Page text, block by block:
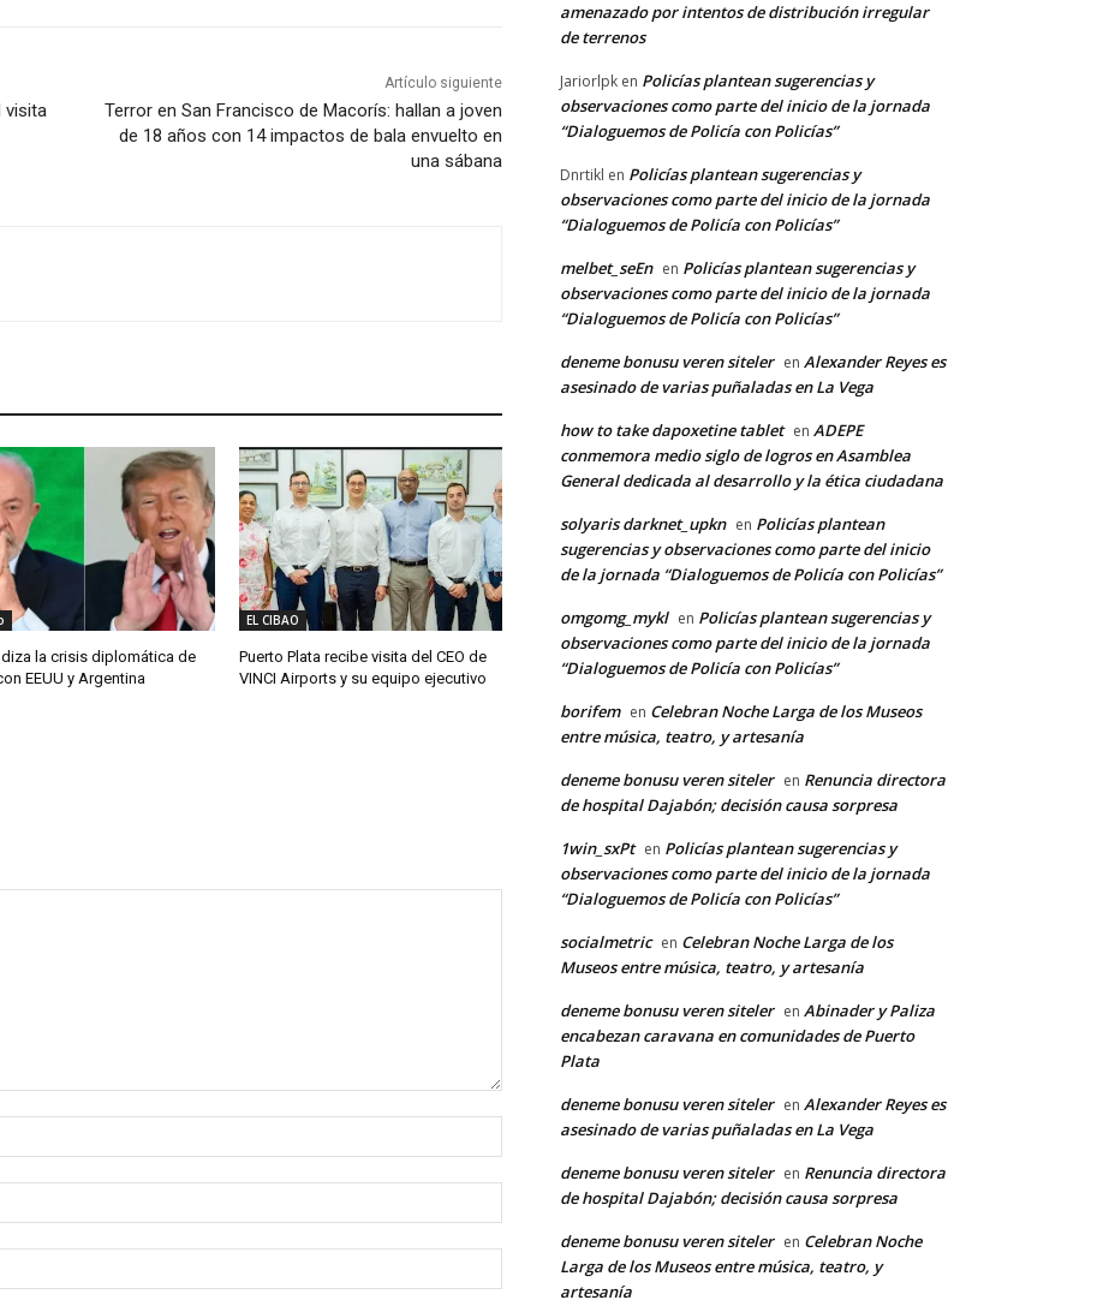
visita
Artículo siguiente
Terror en San Francisco de Macorís: hallan a joven
de 18 años con 14 impactos de bala envuelto en
una sábana
la crisis diplomática de
EEUU y Argentina
EL CIBAO
Puerto Plata recibe visita del CEO de
VINCI Airports y su equipo ejecutivo
Nombre:*
electrónico:*
web:
amenazado por intentos de distribución irregular
de terrenos
Jariorlpk en Policías plantean sugerencias y
observaciones como parte del inicio de la jornada
“Dialoguemos de Policía con Policías”
Dnrtikl en Policías plantean sugerencias y
observaciones como parte del inicio de la jornada
“Dialoguemos de Policía con Policías”
melbet_seEn en Policías plantean sugerencias y
observaciones como parte del inicio de la jornada
“Dialoguemos de Policía con Policías”
deneme bonusu veren siteler en Alexander Reyes es
asesinado de varias puñaladas en La Vega
how to take dapoxetine tablet en ADEPE
conmemora medio siglo de logros en Asamblea
General dedicada al desarrollo y la ética ciudadana
solyaris darknet_upkn en Policías plantean
sugerencias y observaciones como parte del inicio
de la jornada “Dialoguemos de Policía con Policías”
omgomg_mykl en Policías plantean sugerencias y
observaciones como parte del inicio de la jornada
“Dialoguemos de Policía con Policías”
borifem en Celebran Noche Larga de los Museos
entre música, teatro, y artesanía
deneme bonusu veren siteler en Renuncia directora
de hospital Dajabón; decisión causa sorpresa
1win_sxPt en Policías plantean sugerencias y
observaciones como parte del inicio de la jornada
“Dialoguemos de Policía con Policías”
socialmetric en Celebran Noche Larga de los
Museos entre música, teatro, y artesanía
deneme bonusu veren siteler en Abinader y Paliza
encabezan caravana en comunidades de Puerto
Plata
deneme bonusu veren siteler en Alexander Reyes es
asesinado de varias puñaladas en La Vega
deneme bonusu veren siteler en Renuncia directora
de hospital Dajabón; decisión causa sorpresa
deneme bonusu veren siteler en Celebran Noche
Larga de los Museos entre música, teatro, y
artesanía